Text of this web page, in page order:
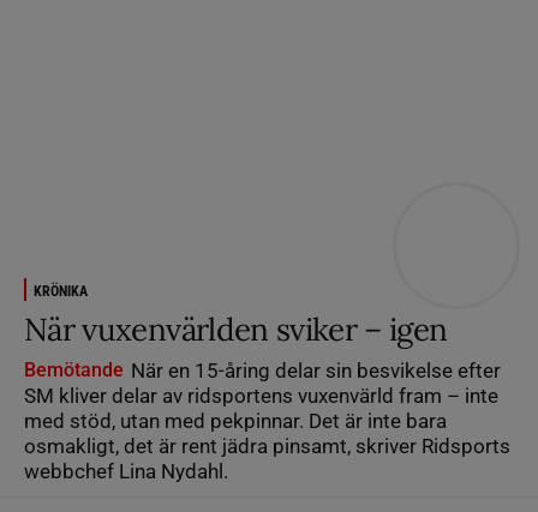
KRÖNIKA
När vuxenvärlden sviker – igen
Bemötande När en 15-åring delar sin besvikelse efter
SM kliver delar av ridsportens vuxenvärld fram – inte
med stöd, utan med pekpinnar. Det är inte bara
osmakligt, det är rent jädra pinsamt, skriver Ridsports
webbchef Lina Nydahl.